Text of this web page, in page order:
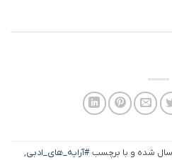
شده و با برچسب#آرایه_های_ادبی,